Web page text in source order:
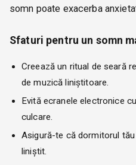
somn poate exacerba
Sfaturi pentru un somn
Creează un ritual de seară
de muzică liniștitoare.
Evită ecranele electronice
culcare.
Asigură-te că dormitorul
liniștit.